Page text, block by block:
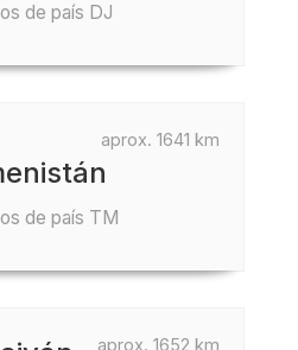
de país DJ
aprox. 1641 km
de país TM
aprox. 1652 km